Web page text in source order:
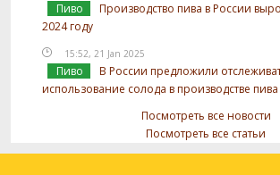
Пиво
Производство пива в России
2024 году
15:52, 21 Jan 2025
Пиво
В России предложили
использование солода в производстве пива
Посмотреть все новости
Посмотреть все статьи